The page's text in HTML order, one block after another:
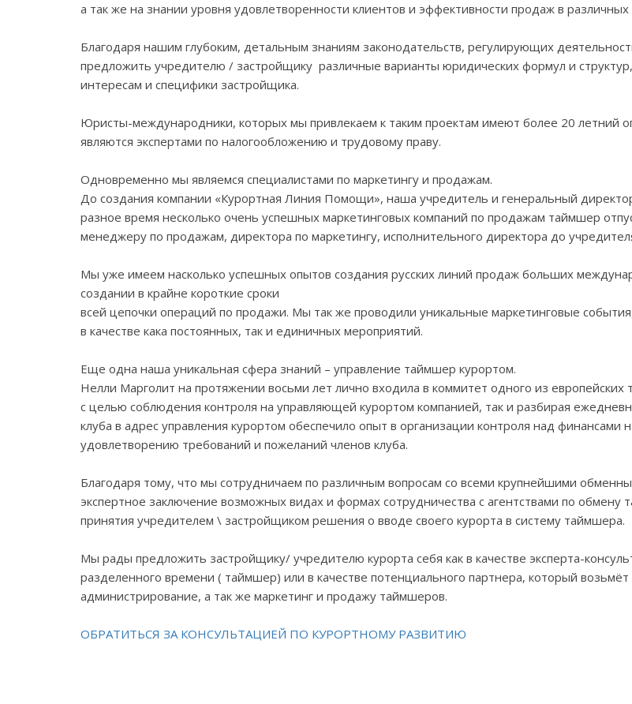
а так же на знании уровня удовлетворенности клиентов и эффективности продаж в
Благодаря нашим глубоким, детальным знаниям законодательств, регулирующих
предложить учредителю / застройщику различные варианты юридических формул и
интересам и специфики застройщика.
Юристы-международники, которых мы привлекаем к таким проектам имеют более 20 летний
являются экспертами по налогообложению и трудовому праву.
Одновременно мы являемся специалистами по маркетингу и продажам.
До создания компании «Курортная Линия Помощи», наша учредитель и генеральный
разное время несколько очень успешных маркетинговых компаний по продажам таймшер
менеджеру по продажам, директора по маркетингу, исполнительного директора до
Мы уже имеем насколько успешных опытов создания русских линий продаж больших
создании в крайне короткие сроки
всей цепочки операций по продажи. Мы так же проводили уникальные маркетинговые
в качестве кака постоянных, так и единичных мероприятий.
Еще одна наша уникальная сфера знаний – управление таймшер курортом.
Нелли Марголит на протяжении восьми лет лично входила в коммитет одного из
с целью соблюдения контроля на управляющей курортом компанией, так и разбирая
клуба в адрес управления курортом обеспечило опыт в организации контроля над финансами
удовлетворению требований и пожеланий членов клуба.
Благодаря тому, что мы сотрудничаем по различным вопросам со всеми крупнейшими
экспертное заключение возможных видах и формах сотрудничества с агентствами по
принятия учредителем \ застройщиком решения о вводе своего курорта в систему таймшера.
Мы рады предложить застройщику/ учредителю курорта себя как в качестве эксперта-
разделенного времени ( таймшер) или в качестве потенциального партнера, который
администрирование, а так же маркетинг и продажу таймшеров.
ОБРАТИТЬСЯ ЗА КОНСУЛЬТАЦИЕЙ ПО КУРОРТНОМУ РАЗВИТИЮ